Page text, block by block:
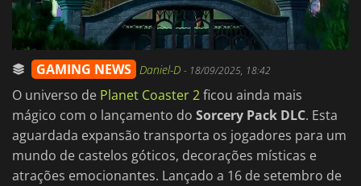
GAMING NEWS Daniel-D - 18/09/2025, 18:42
O universo de Planet Coaster 2ficou ainda mais
mágico com o lançamento do Sorcery Pack DLC. Esta
aguardada expansão transporta os jogadores para um
mundo de castelos góticos, decorações místicas e
atrações emocionantes. Lançado a 16 de setembro de